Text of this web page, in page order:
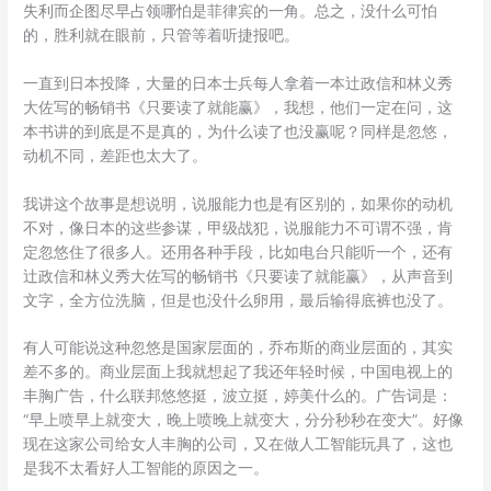
失利而企图尽早占领哪怕是菲律宾的一角。总之，没什么可怕
的，胜利就在眼前，只管等着听捷报吧。
一直到日本投降，大量的日本士兵每人拿着一本辻政信和林义秀
大佐写的畅销书《只要读了就能赢》，我想，他们一定在问，这
本书讲的到底是不是真的，为什么读了也没赢呢？同样是忽悠，
动机不同，差距也太大了。
我讲这个故事是想说明，说服能力也是有区别的，如果你的动机
不对，像日本的这些参谋，甲级战犯，说服能力不可谓不强，肯
定忽悠住了很多人。还用各种手段，比如电台只能听一个，还有
辻政信和林义秀大佐写的畅销书《只要读了就能赢》，从声音到
文字，全方位洗脑，但是也没什么卵用，最后输得底裤也没了。
有人可能说这种忽悠是国家层面的，乔布斯的商业层面的，其实
差不多的。商业层面上我就想起了我还年轻时候，中国电视上的
丰胸广告，什么联邦悠悠挺，波立挺，婷美什么的。广告词是：
“早上喷早上就变大，晚上喷晚上就变大，分分秒秒在变大”。好像
现在这家公司给女人丰胸的公司，又在做人工智能玩具了，这也
是我不太看好人工智能的原因之一。